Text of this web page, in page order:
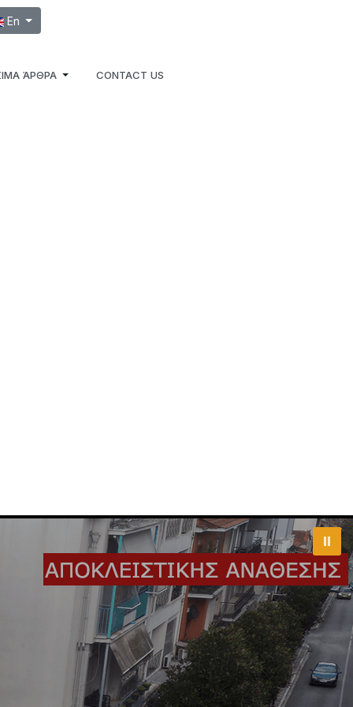
your language
En
ΆΡΘΡΑ CONTACT US